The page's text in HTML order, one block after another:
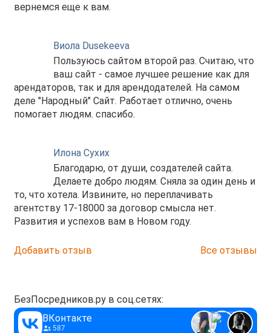
Удобная транспортная развязка, в пешей доступности
Необходим залог, 10000 р.
Собственник/ помогает дочь собственника, без
комиссии
вернемся еще к вам.
Виола Dusekeeva
Пользуюсь сайтом второй раз. Считаю, что
ваш сайт - самое лучшее решение как для
арендаторов, так и для арендодателей. На самом
деле "Народный" Сайт. Работает отлично, очень
помогает людям. спасибо.
Илона Сухих
Благодарю, от души, создателей сайта.
Делаете добро людям. Сняла за один день и
то, что хотела. Извините, но переплачивать
агентству 17-18000 за договор смысла нет.
Развития и успехов вам в Новом году.
Добавить отзыв Все отзывы
БезПосредников.ру в соц.сетях:
ВКонтакте
587